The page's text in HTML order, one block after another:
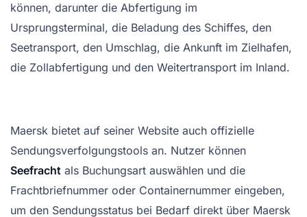
können, darunter die Abfertigung im
Ursprungsterminal, die Beladung des Schiffes, den
Seetransport, den Umschlag, die Ankunft im Zielhafen,
die Zollabfertigung und den Weitertransport im Inland.
Maersk bietet auf seiner Website auch offizielle
Sendungsverfolgungstools an. Nutzer können
Seefracht als Buchungsart auswählen und die
Frachtbriefnummer oder Containernummer eingeben,
um den Sendungsstatus bei Bedarf direkt über Maersk